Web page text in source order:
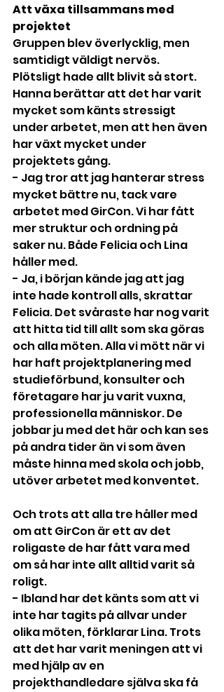
Att växa tillsammans med
projektet
Gruppen blev överlycklig, men
samtidigt väldigt nervös.
Plötsligt hade allt blivit så stort.
Hanna berättar att det har varit
mycket som känts stressigt
under arbetet, men att hen även
har växt mycket under
projektets gång.
- Jag tror att jag hanterar stress
mycket bättre nu, tack vare
arbetet med GirCon. Vi har fått
mer struktur och ordning på
saker nu. Både Felicia och Lina
håller med.
- Ja, i början kände jag att jag
inte hade kontroll alls, skrattar
Felicia. Det svåraste har nog varit
att hitta tid till allt som ska göras
och alla möten. Alla vi mött när vi
har haft projektplanering med
studieförbund, konsulter och
företagare har ju varit vuxna,
professionella människor. De
jobbar ju med det här och kan ses
på andra tider än vi som även
måste hinna med skola och jobb,
utöver arbetet med konventet.
Och trots att alla tre håller med
om att GirCon är ett av det
roligaste de har fått vara med
om så har inte allt alltid varit så
roligt.
- Ibland har det känts som att vi
inte har tagits på allvar under
olika möten, förklarar Lina. Trots
att det har varit meningen att vi
med hjälp av en
projekthandledare själva ska få